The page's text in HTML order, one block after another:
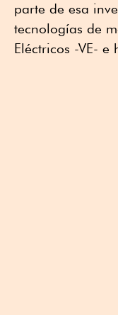
parte de esa
tecnologías de
Eléctricos -VE- e